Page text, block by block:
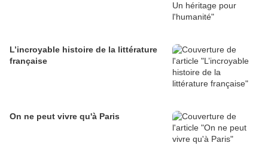
L’incroyable histoire de la littérature
française
On ne peut vivre qu'à Paris